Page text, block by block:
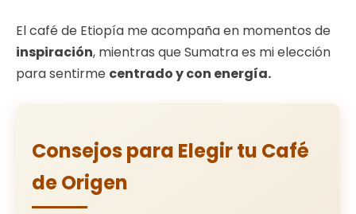
El café de Etiopía me acompaña en momentos de
inspiración, mientras que Sumatra es mi elección
para sentirme centrado y con energía.
Consejos para Elegir tu Café
de Origen